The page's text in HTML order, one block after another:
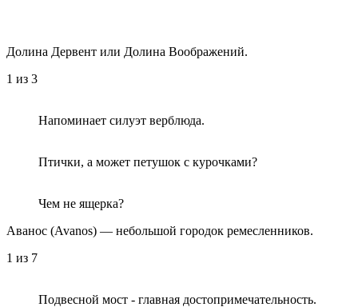
Долина Дервент или Долина Воображений.
1 из 3
Напоминает силуэт верблюда.
Птички, а может петушок с курочками?
Чем не ящерка?
Аванос (Avanos) — небольшой городок ремесленников.
1 из 7
Подвесной мост - главная достопримечательность.